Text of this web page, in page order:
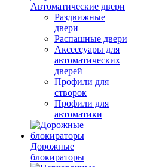
Автоматические двери
Раздвижные
двери
Распашные двери
Аксессуары для
автоматических
дверей
Профили для
створок
Профили для
автоматики
Дорожные
блокираторы